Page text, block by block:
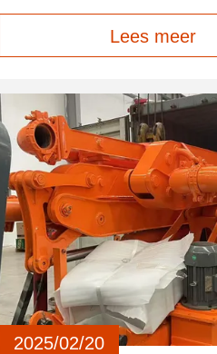
Bevestiging engelen, bouten,
reducers, mechanismen worden
Rusland Als je hulp nodig hebt,
Lees meer
2025/02/20